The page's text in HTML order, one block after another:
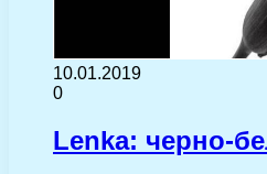
10.01.2019
0
Lenka: черно-